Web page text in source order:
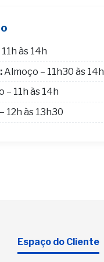
às 14h
Almoço – 11h30 às 14h
– 11h às 14h
12h às 13h30
Espaço do Cliente